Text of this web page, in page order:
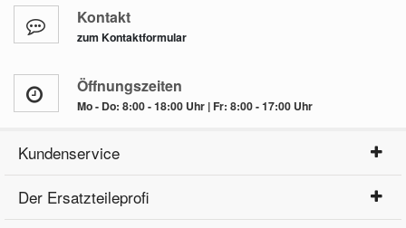
Kontakt
zum Kontaktformular
Öffnungszeiten
Mo - Do: 8:00 - 18:00 Uhr | Fr: 8:00 - 17:00 Uhr
Kundenservice
Der Ersatzteileprofi